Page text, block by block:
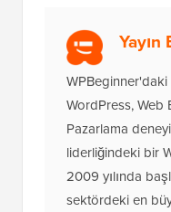
Yayın
WPBeginner'daki
WordPress, Web
Pazarlama
liderliğindeki bir
2009 yılında
sektördeki en